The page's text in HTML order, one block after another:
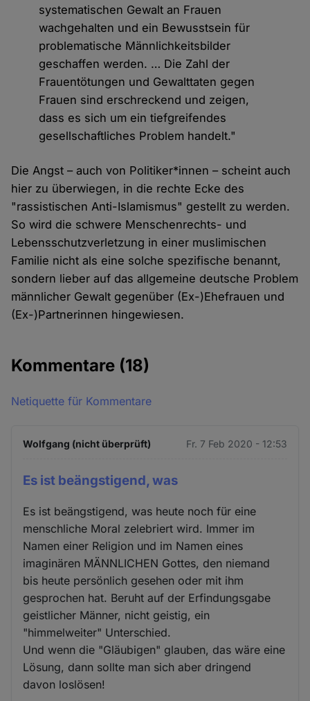
systematischen Gewalt an Frauen
wachgehalten und ein Bewusstsein für
problematische Männlichkeitsbilder
geschaffen werden. … Die Zahl der
Frauentötungen und Gewalttaten gegen
Frauen sind erschreckend und zeigen,
dass es sich um ein tiefgreifendes
gesellschaftliches Problem handelt."
Die Angst – auch von Politiker*innen – scheint auch
hier zu überwiegen, in die rechte Ecke des
"rassistischen Anti-Islamismus" gestellt zu werden.
So wird die schwere Menschenrechts- und
Lebensschutzverletzung in einer muslimischen
Familie nicht als eine solche spezifische benannt,
sondern lieber auf das allgemeine deutsche Problem
männlicher Gewalt gegenüber (Ex-)Ehefrauen und
(Ex-)Partnerinnen hingewiesen.
Kommentare (18)
Netiquette für Kommentare
Wolfgang (nicht überprüft) Fr. 7 Feb 2020 - 12:53
Es ist beängstigend, was
Es ist beängstigend, was heute noch für eine
menschliche Moral zelebriert wird. Immer im
Namen einer Religion und im Namen eines
imaginären MÄNNLICHEN Gottes, den niemand
bis heute persönlich gesehen oder mit ihm
gesprochen hat. Beruht auf der Erfindungsgabe
geistlicher Männer, nicht geistig, ein
"himmelweiter" Unterschied.
Und wenn die "Gläubigen" glauben, das wäre eine
Lösung, dann sollte man sich aber dringend
davon loslösen!